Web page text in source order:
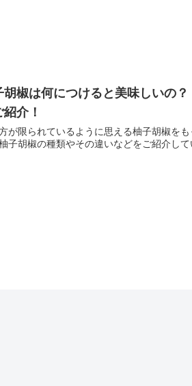
胡椒は何につけると美味しいの
紹介！
が限られているように思える柚子胡椒を
子胡椒の種類やその違いなどをご紹介して